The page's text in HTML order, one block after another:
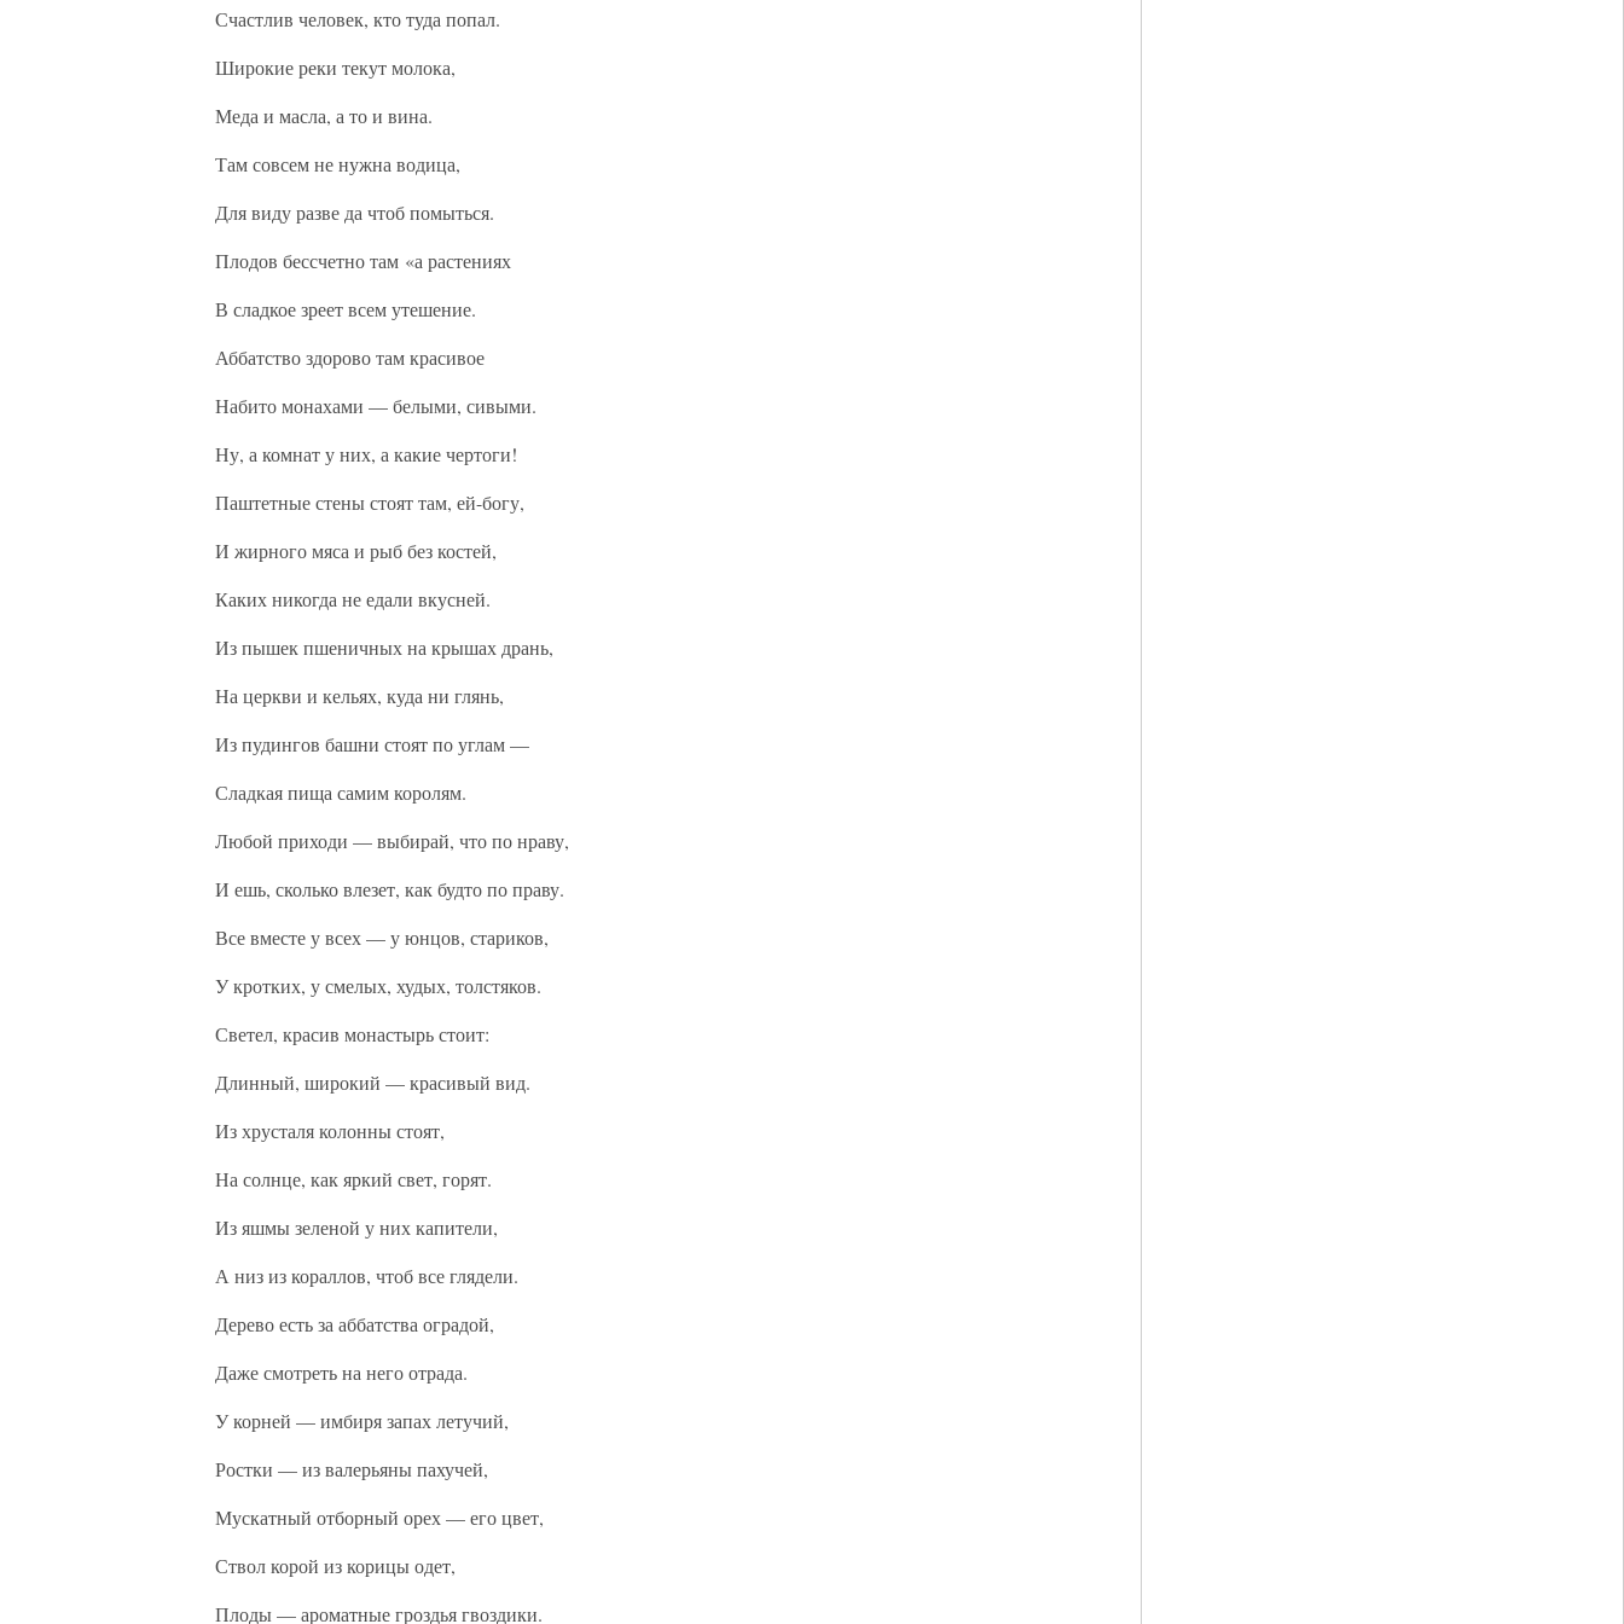
Счастлив человек, кто туда попал.
Широкие реки текут молока,
Меда и масла, а то и вина.
Там совсем не нужна водица,
Для виду разве да чтоб помыться.
Плодов бессчетно там «а растениях
В сладкое зреет всем утешение.
Аббатство здорово там красивое
Набито монахами — белыми, сивыми.
Ну, а комнат у них, а какие чертоги!
Паштетные стены стоят там, ей-богу,
И жирного мяса и рыб без костей,
Каких никогда не едали вкусней.
Из пышек пшеничных на крышах дрань,
На церкви и кельях, куда ни глянь,
Из пудингов башни стоят по углам —
Сладкая пища самим королям.
Любой приходи — выбирай, что по нраву,
И ешь, сколько влезет, как будто по праву.
Все вместе у всех — у юнцов, стариков,
У кротких, у смелых, худых, толстяков.
Светел, красив монастырь стоит:
Длинный, широкий — красивый вид.
Из хрусталя колонны стоят,
На солнце, как яркий свет, горят.
Из яшмы зеленой у них капители,
А низ из кораллов, чтоб все глядели.
Дерево есть за аббатства оградой,
Даже смотреть на него отрада.
У корней — имбиря запах летучий,
Ростки — из валерьяны пахучей,
Мускатный отборный орех — его цвет,
Ствол корой из корицы одет,
Плоды — ароматные гроздья гвоздики.